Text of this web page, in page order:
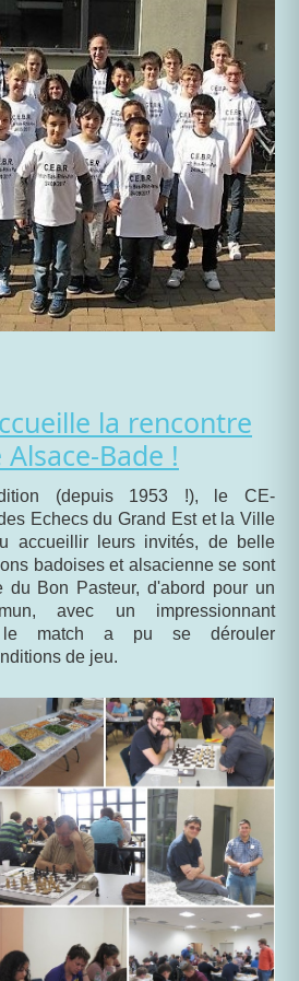
la rencontre
Bade !
(depuis 1953 !), le CE-
Echecs du Grand Est et la Ville
accueillir leurs invités, de belle
badoises et alsacienne se sont
du Bon Pasteur, d'abord pour un
avec un impressionnant
match a pu se dérouler
de jeu.